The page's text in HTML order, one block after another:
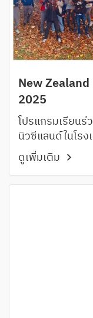
New
2025
โปรแกรมเรียน
นิวซีแลนด์ในโรง
ดูเพิ่มเติม